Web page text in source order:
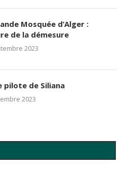
Mosquée d’Alger :
de la démesure
2023
pilote de Siliana
2023